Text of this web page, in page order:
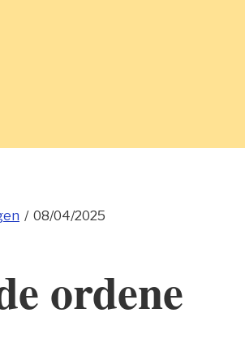
/ 08/04/2025
ordene